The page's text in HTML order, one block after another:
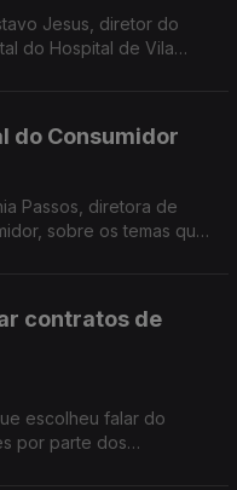
Jesus, diretor do
do Hospital de Vila
do Consumidor
Passos, diretora de
sobre os temas que
contratos de
escolheu falar do
por parte dos